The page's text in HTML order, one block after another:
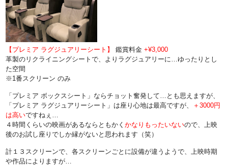
【プレミア ラグジュアリーシート】 鑑賞料金 +¥3,000
革製のリクライニングシートで、よりラグジュアリーに…ゆったりとし
た空間
※1番スクリーン のみ
「プレミア ボックスシート」ならチョット奮発して…とも思えますが、
「プレミア ラグジュアリーシート」は座り心地は最高ですが、
＋3000円
は高いですねぇ…
４時間くらいの映画があるならともかくかなりもったいないので、上映
後のお試し座りでしか縁がないと思われます（笑）
計１３スクリーンで、各スクリーンごとに設備が違うようで、上映時期
や作品によりますが…